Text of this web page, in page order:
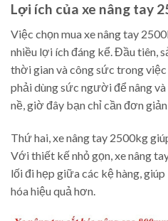
Lợi ích của xe nâng tay
Việc chọn mua xe nâng tay
nhiều lợi ích đáng kể. Đầu tiên,
thời gian và công sức trong việc
phải dùng sức người để nâng và
nề, giờ đây bạn chỉ cần đơn
Thứ hai, xe nâng tay 2500kg
Với thiết kế nhỏ gọn, xe nâng
lối đi hẹp giữa các kệ hàng,
hóa hiệu quả hơn.